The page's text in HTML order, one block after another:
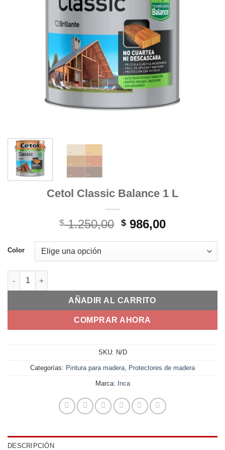
Cetol Classic Balance 1 L
$1.250,00 El
era:
$ 986,00El
es:
Color
Cetol Classic Balance 1 L cantidad
AÑADIR AL CARRITO
COMPRAR AHORA
SKU: N/D
Categorías: Pintura para madera Protectores de madera
Marca: Inca
DESCRIPCIÓN